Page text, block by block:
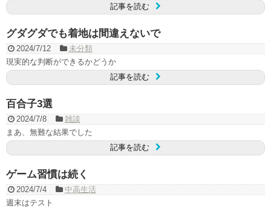
記事を読む
グダグダでも着地は間違えないで
2024/7/12
未分類
現実的な判断ができるかどうか
記事を読む
百合子3選
2024/7/8
雑談
まあ、無難な結果でした
記事を読む
ゲーム習慣は続く
2024/7/4
中高生活
週末はテスト